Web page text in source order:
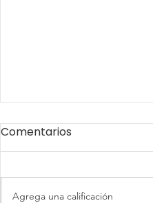
Comentarios
Agrega una calificación